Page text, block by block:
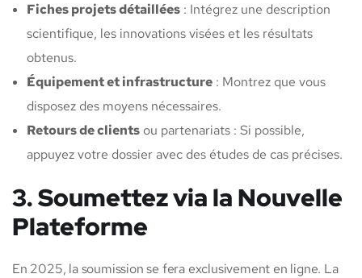
Fiches projets détaillées : Intégrez une description
scientifique, les innovations visées et les résultats
obtenus.
Équipement et infrastructure : Montrez que vous
disposez des moyens nécessaires.
Retours de clients ou partenariats : Si possible,
appuyez votre dossier avec des études de cas précises.
3. Soumettez via la Nouvelle
Plateforme
En 2025, la soumission se fera exclusivement en ligne. La